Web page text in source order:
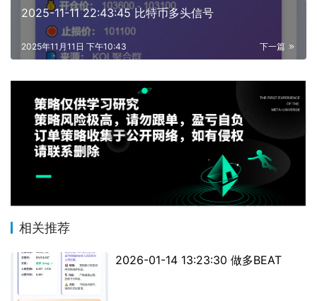
2025-11-11 22:43:45 比特币多头信号
下一篇
2025年11月11日 下午10:43
相关推荐
2026-01-14 13:23:30 做多BEAT